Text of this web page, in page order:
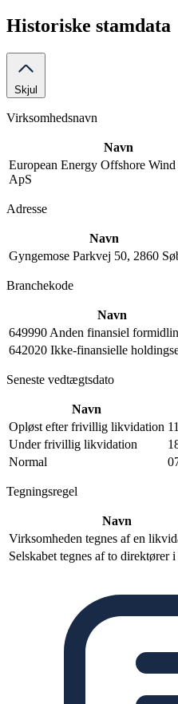
Historiske stamdata
Skjul
Virksomhedsnavn
Navn
European Energy Offshore Wind
ApS
Adresse
Navn
Gyngemose Parkvej 50, 2860
Branchekode
Navn
649990 Anden finansiel
642020 Ikke-finansielle
Seneste vedtægtsdato
Navn
Opløst efter frivillig likvidation
Under frivillig likvidation
Normal
Tegningsregel
Navn
Virksomheden tegnes af en
Selskabet tegnes af to direktører